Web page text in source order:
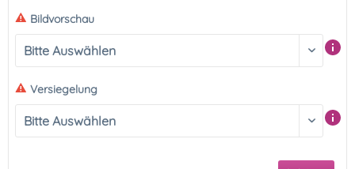
Bildvorschau
Versiegelung